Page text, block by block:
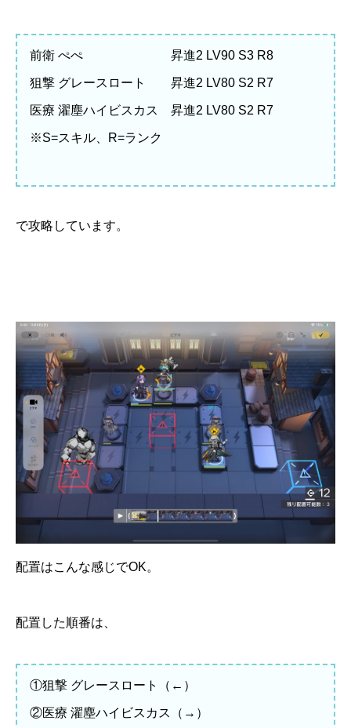
前衛 ぺぺ 昇進2 LV90 S3 R8
狙撃 グレースロート 昇進2 LV80 S2 R7
医療 濯塵ハイビスカス 昇進2 LV80 S2 R7
※S=スキル、R=ランク
で攻略しています。
配置はこんな感じでOK。
配置した順番は、
①狙撃 グレースロート（←）
②医療 濯塵ハイビスカス（→）